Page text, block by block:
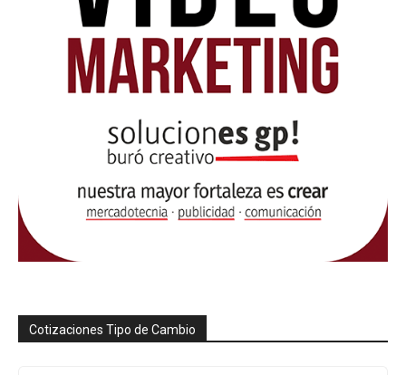
Cotizaciones Tipo de Cambio